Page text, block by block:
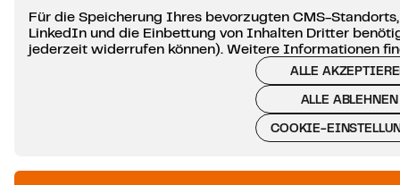
Für die Speicherung Ihres bevorzugten CMS-
LinkedIn und die Einbettung von Inhalten Dritter
jederzeit widerrufen können). Weitere Informationen
ALLE
ALLE ABLEHNEN
COOKIE-